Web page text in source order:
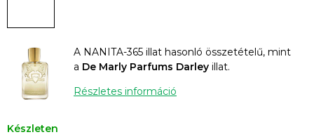
A NANITA-365 illat hasonló összetételű, mint
a De Marly Parfums Darley illat.
Részletes információ
Készleten